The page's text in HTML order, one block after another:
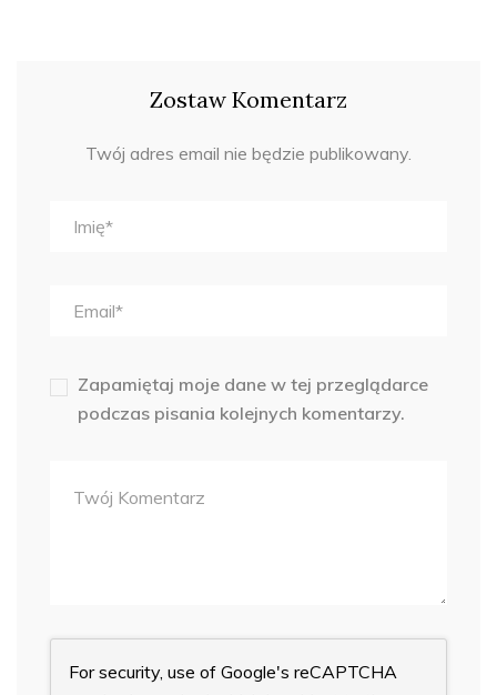
Zostaw Komentarz
Twój adres email nie będzie publikowany.
Zapamiętaj moje dane w tej przeglądarce
podczas pisania kolejnych komentarzy.
For security, use of Google's reCAPTCHA